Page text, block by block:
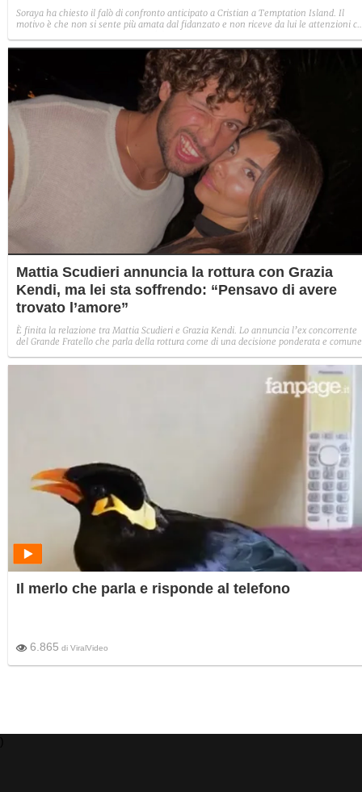
Soraya ha chiesto il falò di confronto anticipato a Cristian a Temptation Island. Il
motivo è che non si sente più amata dal fidanzato e non riceve da lui le attenzioni
famiglia sono al centro e li portano sempre più distanti, fino alla decisione di
"Fidanzati con mio padre", dice lei.
Mattia Scudieri annuncia la rottura con Grazia
Kendi, ma lei sta soffrendo: “Pensavo di avere
trovato l’amore”
È finita la relazione tra Mattia Scudieri e Grazia Kendi. Lo annuncia l’ex concorrente
del Grande Fratello che parla della rottura come di una decisione ponderata e
maggiormente soffrendo.
Il merlo che parla e risponde al telefono
6.865 di ViralVideo